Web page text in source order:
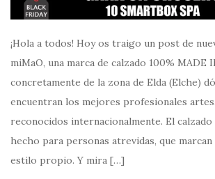
¡Hola a todos! Hoy os traigo un post de
miMaO, una marca de calzado 100% MADE
concretamente de la zona de Elda (Elche)
encuentran los mejores profesionales
reconocidos internacionalmente. El calzado
hecho para personas atrevidas, que
estilo propio. Y mira […]